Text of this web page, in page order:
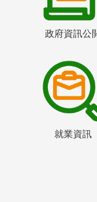
政府資訊公
就業資訊